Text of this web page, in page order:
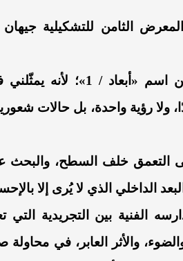
اخترتُ لمعرضي الشخصي
ولا رؤية واحدة، بل حالات
التعمق خلف السطح، والبحث
الداخلي الذي لا يُرى إلا
الفنية بين التجريدية التي
والضوء، والأثر العابر، في